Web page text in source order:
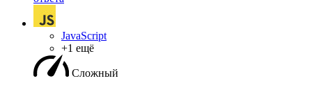
JavaScript
+1 ещё
Сложный